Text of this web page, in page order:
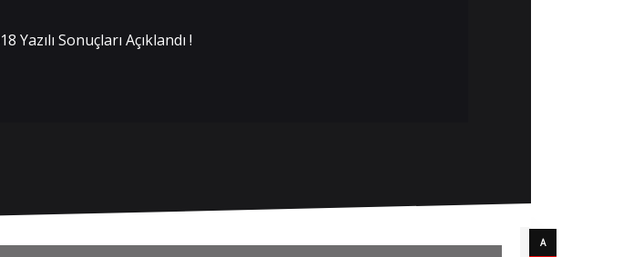
Yazılı Sonuçları Açıklandı !
A